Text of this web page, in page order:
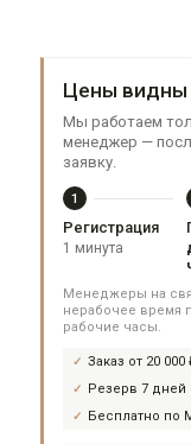
Цены видны
Мы работаем
менеджер —
заявку.
1
Регистрация
1 минута
Менеджеры на
нерабочее время
рабочие часы.
Заказ от 20 000
Резерв 7 дней
Бесплатно по